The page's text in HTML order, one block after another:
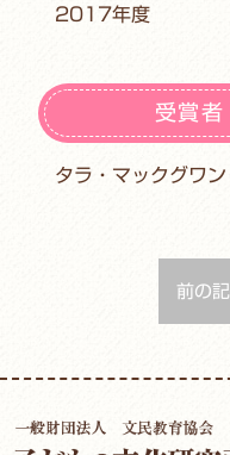
2017年度
受賞
タラ・マックグワン
前の